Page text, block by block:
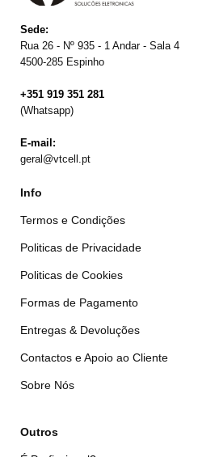
Sede:
Rua 26 - Nº 935 - 1 Andar - Sala 4
4500-285 Espinho
+351 919 351 281
(Whatsapp)
E-mail:
geral@vtcell.pt
Info
Termos e Condições
Politicas de Privacidade
Politicas de Cookies
Formas de Pagamento
Entregas & Devoluções
Contactos e Apoio ao Cliente
Sobre Nós
Outros